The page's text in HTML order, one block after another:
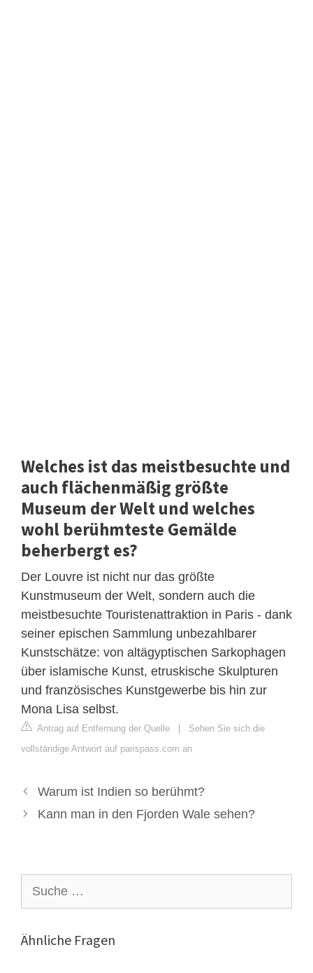
Welches ist das meistbesuchte und
auch flächenmäßig größte
Museum der Welt und welches
wohl berühmteste Gemälde
beherbergt es?
Der Louvre ist nicht nur das größte
Kunstmuseum der Welt, sondern auch die
meistbesuchte Touristenattraktion in Paris - dank
seiner epischen Sammlung unbezahlbarer
Kunstschätze: von altägyptischen Sarkophagen
über islamische Kunst, etruskische Skulpturen
und französisches Kunstgewerbe bis hin zur
Mona Lisa selbst.
Antrag auf Entfernung der Quelle | Sehen Sie sich die
vollständige Antwort auf parispass.com an
Warum ist Indien so berühmt?
Kann man in den Fjorden Wale sehen?
nach:
Ähnliche Fragen